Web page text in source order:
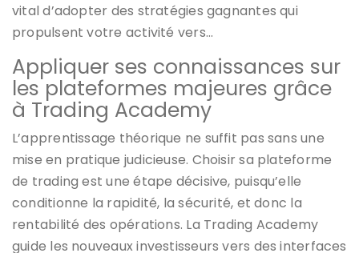
vital d’adopter des stratégies gagnantes qui
propulsent votre activité vers…
Appliquer ses connaissances sur
les plateformes majeures grâce
à Trading Academy
L’apprentissage théorique ne suffit pas sans une
mise en pratique judicieuse. Choisir sa plateforme
de trading est une étape décisive, puisqu’elle
conditionne la rapidité, la sécurité, et donc la
rentabilité des opérations. La Trading Academy
guide les nouveaux investisseurs vers des interfaces